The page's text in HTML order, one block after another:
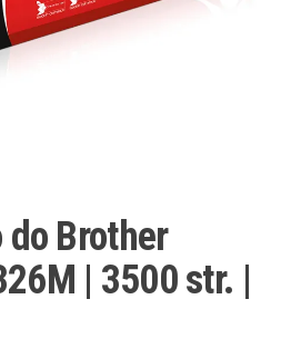
do Brother
| 3500 str. |